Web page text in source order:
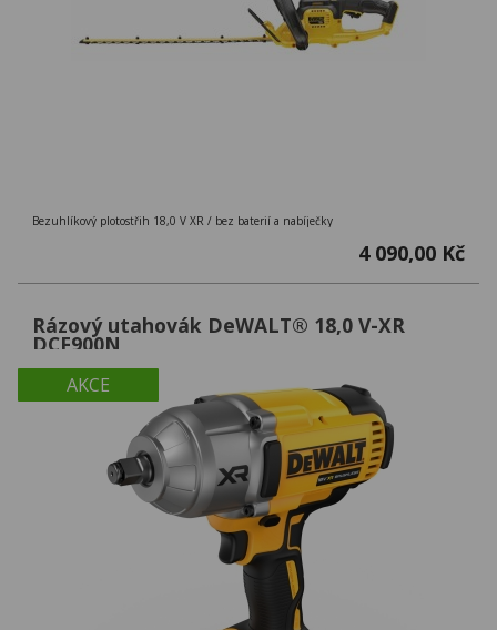
Bezuhlíkový plotostřih 18,0 V XR / bez baterií a nabíječky
4 090,00 Kč
AKCE
Rázový utahovák DeWALT® 18,0 V-XR
DCF900N